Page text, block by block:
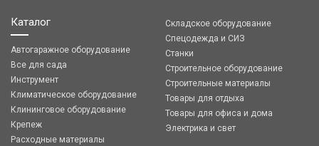
Каталог
Автогаражное оборудование
Все для сада
Инструмент
Климатическое оборудование
Клининговое оборудование
Крепеж
Расходные материалы
Складское оборудование
Спецодежда и СИЗ
Станки
Строительное оборудование
Строительные материалы
Товары для отдыха
Товары для офиса и дома
Электрика и свет